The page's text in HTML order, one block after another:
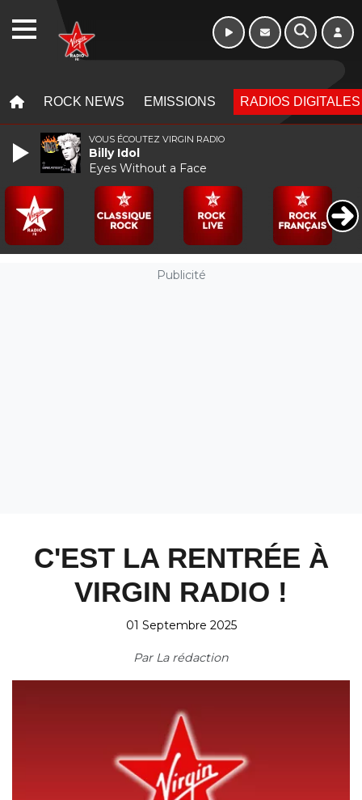
ROCK NEWS EMISSIONS RADIOS DIGITALES
Publicité
C'EST LA RENTRÉE À
VIRGIN RADIO !
01 Septembre 2025
Par La rédaction
VOUS ÉCOUTEZ VIRGIN RADIO
Billy Idol
Eyes Without a Face
WEBRADIO